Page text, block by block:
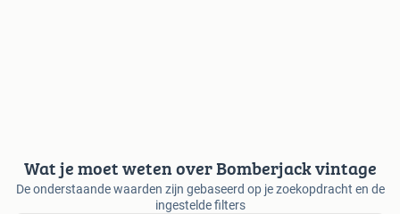
Wat je moet weten over Bomberjack vintage
De onderstaande waarden zijn gebaseerd op je zoekopdracht en de
ingestelde filters